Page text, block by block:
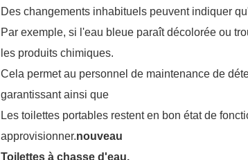
Des changements inhabituels peuvent indiquer
Par exemple, si l'eau bleue paraît décolorée ou
les produits chimiques.
Cela permet au personnel de maintenance de
garantissant ainsi que
Les toilettes portables restent en bon état de
approvisionner.nouveau
Toilettes à chasse d'eau.